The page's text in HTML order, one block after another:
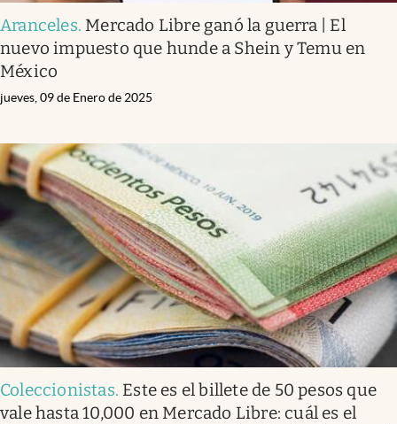
Aranceles. Mercado Libre ganó la guerra | El
nuevo impuesto que hunde a Shein y Temu en
México
jueves, 09 de Enero de 2025
Coleccionistas. Este es el billete de 50 pesos que
vale hasta 10,000 en Mercado Libre: cuál es el